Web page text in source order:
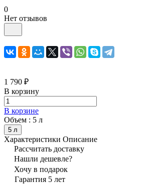
0
Нет отзывов
1 790 ₽
В корзину
В корзине
Объем : 5 л
5 л
Характеристики Описание
Рассчитать доставку
Нашли дешевле?
Хочу в подарок
Гарантия 5 лет